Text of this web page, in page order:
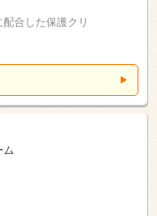
合した保護クリ
ム